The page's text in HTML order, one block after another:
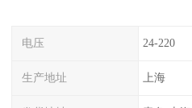
电压 24-220
生产地址 上海